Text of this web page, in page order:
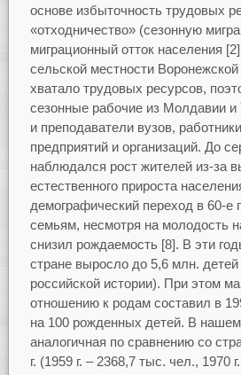
основе избыточность трудовых
«отходничество» (сезонную
миграционный отток населения
сельской местности
хватало трудовых ресурсов,
сезонные рабочие из Молдавии
и преподаватели вузов,
предприятий и организаций. До
наблюдался рост жителей из-за
естественного прироста
демографический переход в 60-
семьям, несмотря на молодость
снизил рождаемость [8]. В эти
стране выросло до 5,6 млн.
российской истории). При этом
отношению к родам составил в
на 100 рожденных детей. В нашем
аналогичная по сравнению со
г. (1959 г. – 2368,7 тыс. чел., 1970